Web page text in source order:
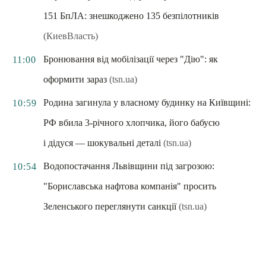
151 БпЛА: знешкоджено 135 безпілотників
(КиевВласть)
11:00
Бронювання від мобілізації через "Дію": як
оформити зараз (tsn.ua)
10:59
Родина загинула у власному будинку на Київщині:
РФ вбила 3-річного хлопчика, його бабусю
і дідуся — шокувальні деталі (tsn.ua)
10:54
Водопостачання Львівщини під загрозою:
"Бориславська нафтова компанія" просить
Зеленського переглянути санкції (tsn.ua)